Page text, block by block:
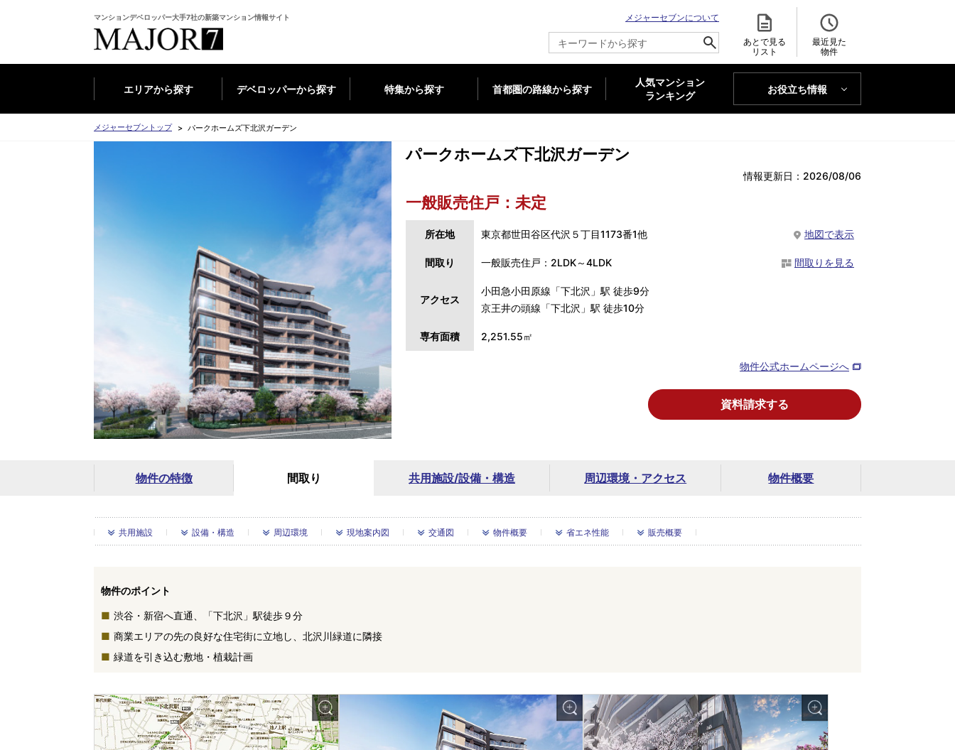
マンションデベロッパー大手7社の新築マンション情報サイト
メジャーセブンについて
あとで見る
リスト
最近見た
物件
エリアから探す デベロッパーから探す 特集から探す 首都圏の路線から探す
人気マンション
ランキング
お役立ち情報
MAJOR'S BLOG
メジャーセブントップ パークホームズ下北沢ガーデン
パークホームズ下北沢ガーデン
情報更新日：2026/08/06
一般販売住戸：未定
所在地 東京都世田谷区代沢５丁目1173番1他 地図で表示
間取り 一般販売住戸：2LDK～4LDK 間取りを見る
アクセス
小田急小田原線「下北沢」駅 徒歩9分
京王井の頭線「下北沢」駅 徒歩10分
専有面積 2,251.55㎡
物件公式ホームページへ
資料請求する
物件の特徴 間取り 共用施設/設備・構造 周辺環境・ アクセス 物件概要
共用施設 設備・構造 周辺環境 現地案内図 交通図 物件概要 省エネ性能 販売概要
物件のポイント
渋谷・新宿へ直通、「下北沢」駅徒歩９分
商業エリアの先の良好な住宅街に立地し、北沢川緑道に隣接
緑道を引き込む敷地・植栽計画